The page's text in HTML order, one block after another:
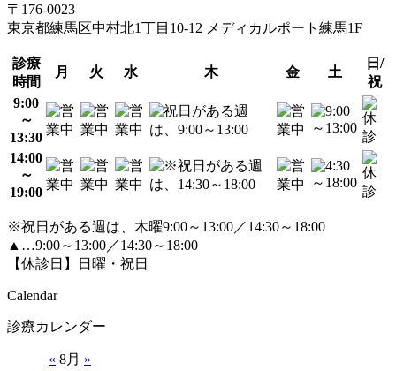
〒176-0023
東京都練馬区中村北1丁目10-12 メディカルポート練馬1F
診療
時間
月 火 水 木 金 土
日/
祝
9:00
～
13:30
14:00
～
19:00
※祝日がある週は、木曜9:00～13:00／14:30～18:00
▲…9:00～13:00／14:30～18:00
【休診日】日曜・祝日
Calendar
診療カレンダー
« 8月 »